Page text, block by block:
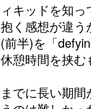
キッドを知
く感想が違
半)を「
憩時間を挟
でに長い期